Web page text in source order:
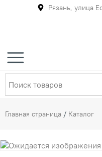
Рязань, улица
Главная страница / Каталог